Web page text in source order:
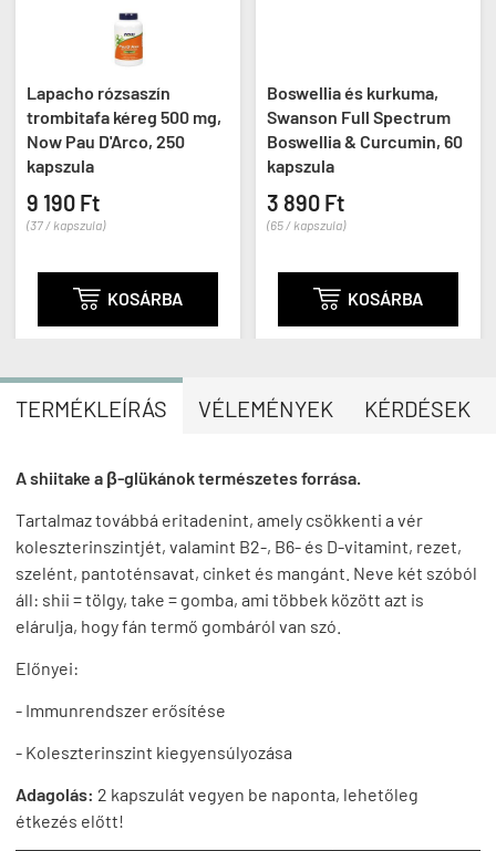
Lapacho rózsaszín
trombitafa kéreg 500 mg,
Now Pau D'Arco, 250
kapszula
9 190 Ft
(37 / kapszula)
 KOSÁRBA
Boswellia és kurkuma,
Swanson Full Spectrum
Boswellia & Curcumin, 60
kapszula
3 890 Ft
(65 / kapszula)
 KOSÁRBA
TERMÉKLEÍRÁS VÉLEMÉNYEK KÉRDÉSEK
A shiitake a β-glükánok természetes forrása.
Tartalmaz továbbá eritadenint, amely csökkenti a vér
koleszterinszintjét, valamint B2-, B6- és D-vitamint, rezet,
szelént, pantoténsavat, cinket és mangánt. Neve két szóból
áll: shii = tölgy, take = gomba, ami többek között azt is
elárulja, hogy fán termő gombáról van szó.
Előnyei:
- Immunrendszer erősítése
- Koleszterinszint kiegyensúlyozása
Adagolás: 2 kapszulát vegyen be naponta, lehetőleg
étkezés előtt!